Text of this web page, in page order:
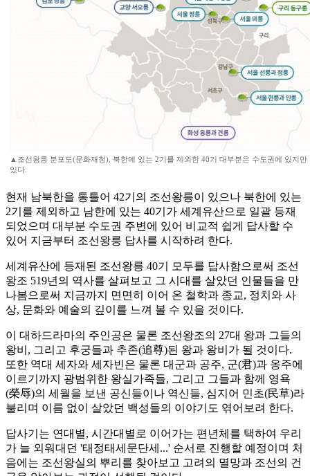
▲조선왕릉 분포도(문화재청), 북한에 있는 2기를 제외한 40기 대부분은 수도권에 있지
있다.
현재 남북한을 통틀어 42기의 조선왕릉이 있으나 북한에 있는
2기를 제외하고 남한에 있는 40기가 세계유산으로 일괄 등재
되었으며 대부분 수도권 주변에 있어 비교적 쉽게 답사할 수
있어 지금부터 조선왕릉 답사를 시작하려 한다.
세계유산에 등재된 조선왕릉 40기 모두를 답사함으로써 조선
왕조 519년의 역사를 살펴보고 그 시대를 살았던 인물들을 만
나봄으로써 지금까지 면면히 이어 온 철학과 종교, 정치와 사
상, 문화와 예술의 깊이를 느껴 볼 수 있을 것이다.
이 대하드라마의 주인공은 물론 조선왕조의 27대 왕과 그들의
왕비, 그리고 후궁들과 추존(追尊)된 왕과 왕비가 될 것이다.
또한 역대 세자와 세자빈은 물론 대군과 공주, 군(君)과 옹주에
이르기까지 광범위한 왕실가족들, 그리고 그들과 함께 영욕
(榮辱)의 세월을 보낸 공신들이나 역신들, 심지어 민초(民草)라
불리며 이름 없이 살았던 백성들의 이야기도 엮어보려 한다.
답사기는 연대별, 시간대별로 이어가는 편년체를 택하여 우리
가 늘 외워대던 '태정태세문단세...' 순서로 진행할 예정이며 처
음에는 조선왕실의 뿌리를 찾아보고 고려의 멸망과 조선의 건